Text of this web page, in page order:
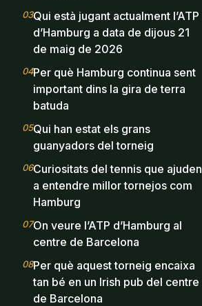
03.Qui està jugant actualment l’ATP
d’Hamburg a data de dijous 21
de maig de 2026
04.Per què Hamburg continua sent
important dins la gira de terra
batuda
05.Qui han estat els grans
guanyadors del torneig
06.Curiositats del tennis que ajuden
a entendre millor tornejos com
Hamburg
07.On veure l’ATP d’Hamburg al
centre de Barcelona
08.Per què aquest torneig encaixa
tan bé en un Irish pub del centre
de Barcelona